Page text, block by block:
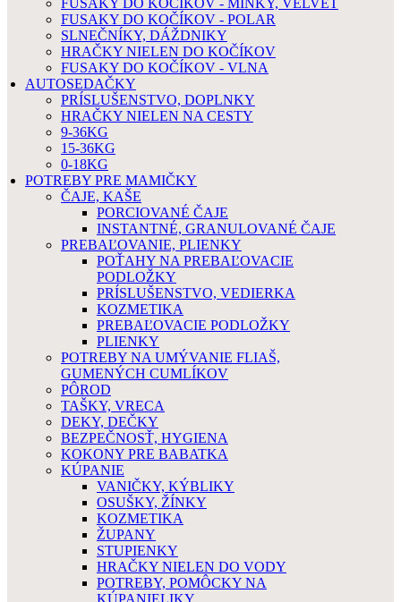
FUSAKY DO KOČÍKOV - MINKY, VELVET
FUSAKY DO KOČÍKOV - POLAR
SLNEČNÍKY, DÁŽDNIKY
HRAČKY NIELEN DO KOČÍKOV
FUSAKY DO KOČÍKOV - VLNA
AUTOSEDAČKY
PRÍSLUŠENSTVO, DOPLNKY
HRAČKY NIELEN NA CESTY
9-36KG
15-36KG
0-18KG
POTREBY PRE MAMIČKY
ČAJE, KAŠE
PORCIOVANÉ ČAJE
INSTANTNÉ, GRANULOVANÉ ČAJE
PREBAĽOVANIE, PLIENKY
POŤAHY NA PREBAĽOVACIE
PODLOŽKY
PRÍSLUŠENSTVO, VEDIERKA
KOZMETIKA
PREBAĽOVACIE PODLOŽKY
PLIENKY
POTREBY NA UMÝVANIE FLIAŠ,
GUMENÝCH CUMLÍKOV
PÔROD
TAŠKY, VRECA
DEKY, DEČKY
BEZPEČNOSŤ, HYGIENA
KOKONY PRE BABATKA
KÚPANIE
VANIČKY, KÝBLIKY
OSUŠKY, ŽÍNKY
KOZMETIKA
ŽUPANY
STUPIENKY
HRAČKY NIELEN DO VODY
POTREBY, POMÔCKY NA